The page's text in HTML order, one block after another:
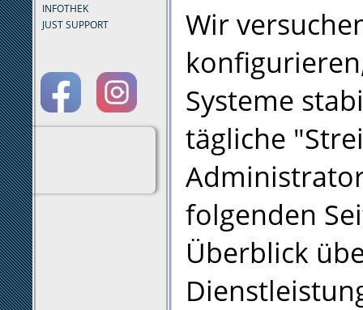
INFOTHEK
JUST SUPPORT
Wir
Systeme
tägliche
folgenden
Überblick